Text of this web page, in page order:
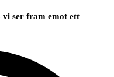
vi ser fram emot ett